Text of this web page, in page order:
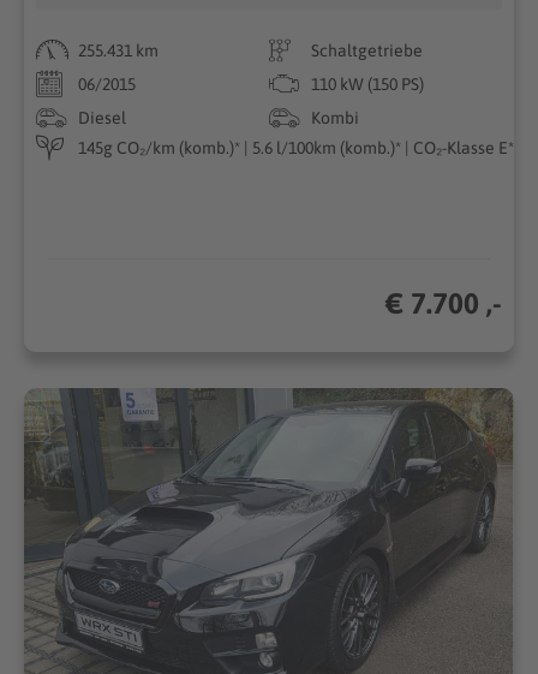
255.431 km
Schaltgetriebe
06/2015
110 kW (150 PS)
Diesel
Kombi
145g CO₂/km (komb.)* | 5.6 l/100km (komb.)* | CO₂-Klasse E*
€ 7.700 ,-